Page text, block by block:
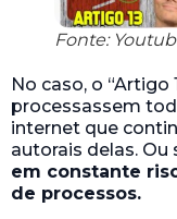
Fonte:
No caso, o
processassem
internet que
autorais delas. Ou
em constante
de processos.